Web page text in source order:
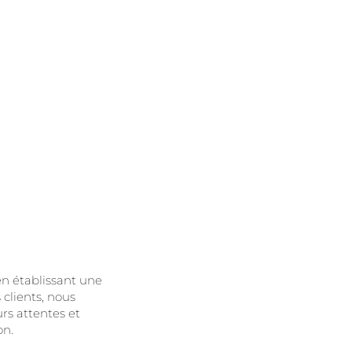
établissant une
nous
attentes et